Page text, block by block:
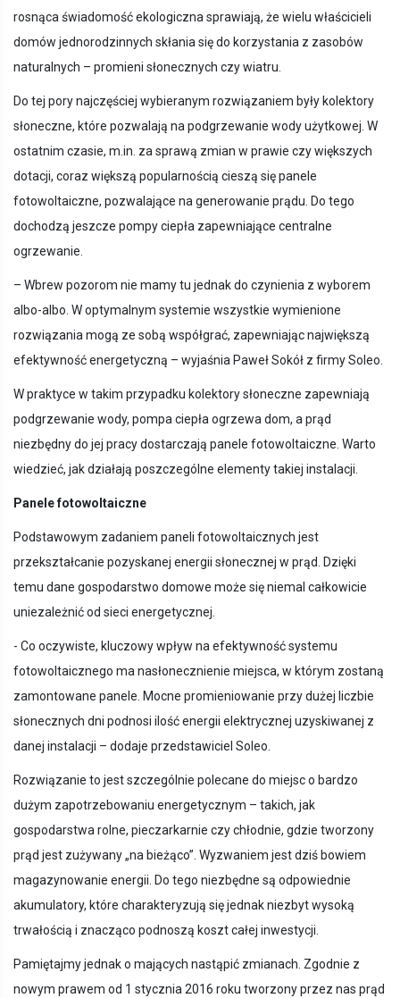
rosnąca świadomość ekologiczna sprawiają, że wielu właścicieli
domów jednorodzinnych skłania się do korzystania z zasobów
naturalnych – promieni słonecznych czy wiatru.
Do tej pory najczęściej wybieranym rozwiązaniem były kolektory
słoneczne, które pozwalają na podgrzewanie wody użytkowej. W
ostatnim czasie, m.in. za sprawą zmian w prawie czy większych
dotacji, coraz większą popularnością cieszą się panele
fotowoltaiczne, pozwalające na generowanie prądu. Do tego
dochodzą jeszcze pompy ciepła zapewniające centralne
ogrzewanie.
­– Wbrew pozorom nie mamy tu jednak do czynienia z wyborem
albo-albo. W optymalnym systemie wszystkie wymienione
rozwiązania mogą ze sobą współgrać, zapewniając największą
efektywność energetyczną – wyjaśnia Paweł Sokół z firmy Soleo.
W praktyce w takim przypadku kolektory słoneczne zapewniają
podgrzewanie wody, pompa ciepła ogrzewa dom, a prąd
niezbędny do jej pracy dostarczają panele fotowoltaiczne. Warto
wiedzieć, jak działają poszczególne elementy takiej instalacji.
Panele fotowoltaiczne
Podstawowym zadaniem paneli fotowoltaicznych jest
przekształcanie pozyskanej energii słonecznej w prąd. Dzięki
temu dane gospodarstwo domowe może się niemal całkowicie
uniezależnić od sieci energetycznej.
- Co oczywiste, kluczowy wpływ na efektywność systemu
fotowoltaicznego ma nasłonecznienie miejsca, w którym zostaną
zamontowane panele. Mocne promieniowanie przy dużej liczbie
słonecznych dni podnosi ilość energii elektrycznej uzyskiwanej z
danej instalacji – dodaje przedstawiciel Soleo.
Rozwiązanie to jest szczególnie polecane do miejsc o bardzo
dużym zapotrzebowaniu energetycznym – takich, jak
gospodarstwa rolne, pieczarkarnie czy chłodnie, gdzie tworzony
prąd jest zużywany „na bieżąco”. Wyzwaniem jest dziś bowiem
magazynowanie energii. Do tego niezbędne są odpowiednie
akumulatory, które charakteryzują się jednak niezbyt wysoką
trwałością i znacząco podnoszą koszt całej inwestycji.
Pamiętajmy jednak o mających nastąpić zmianach. Zgodnie z
nowym prawem od 1 stycznia 2016 roku tworzony przez nas prąd